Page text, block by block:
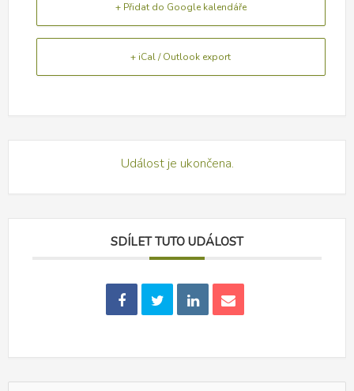
+ Přidat do Google kalendáře
+ iCal / Outlook export
Událost je ukončena.
SDÍLET TUTO UDÁLOST